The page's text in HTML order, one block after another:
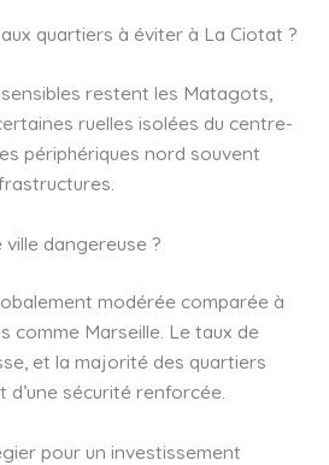
quartiers à éviter à La Ciotat ?
restent les Matagots,
ruelles isolées du centre-
périphériques nord souvent
dangereuse ?
modérée comparée à
comme Marseille. Le taux de
et la majorité des quartiers
sécurité renforcée.
pour un investissement